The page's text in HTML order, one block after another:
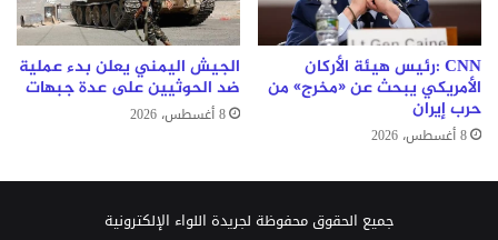
CNN :رئيس هيئة الأركان
الأمريكي يبحث عن «مخرج» من
حرب إيران
8 أغسطس، 2026
الجيش اليمني يعلن بدء عملية
ضد الحوثيين على عدة جبهات
8 أغسطس، 2026
جميع الحقوق محفوظة لجريدة اللواء الإلكترونية